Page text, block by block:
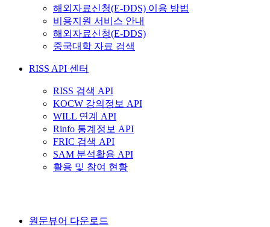
해외자료신청(E-DDS) 이용 방법
비용지원 서비스 안내
해외자료신청(E-DDS)
중국대학 자료 검색
RISS API 센터
RISS 검색 API
KOCW 강의정보 API
WILL 연계 API
Rinfo 통계정보 API
FRIC 검색 API
SAM 분석활용 API
활용 및 참여 현황
원문뷰어 다운로드